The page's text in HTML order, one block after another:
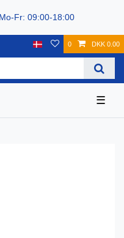
Fr: 09:00-18:00
0 DKK 0.00
☰